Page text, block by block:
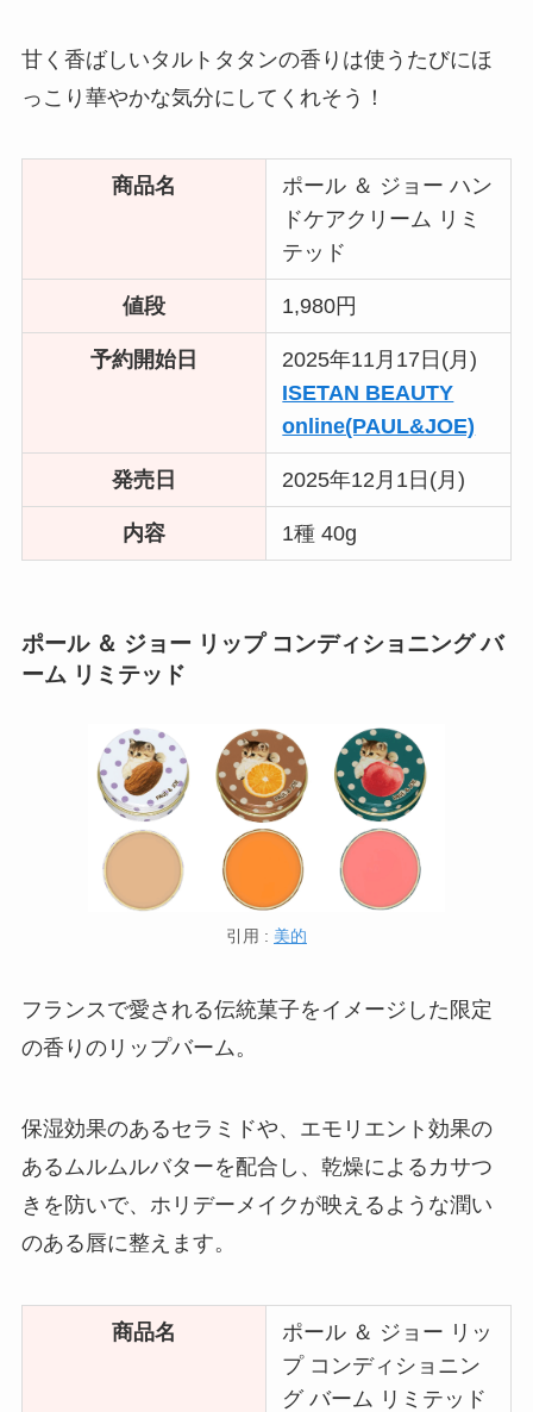
甘く香ばしいタルトタタンの香りは使うたびにほ
っこり華やかな気分にしてくれそう！
商品名
ポール ＆ ジョー ハン
ドケアクリーム リミ
テッド
値段 1,980円
予約開始日
2025年11月17日(月)
ISETAN BEAUTY
online(PAUL&JOE)
発売日 2025年12月1日(月)
内容 1種 40g
ポール ＆ ジョー リップ コンディショニング バ
ーム リミテッド
引用 : 美的
フランスで愛される伝統菓子をイメージした限定
の香りのリップバーム。
保湿効果のあるセラミドや、エモリエント効果の
あるムルムルバターを配合し、乾燥によるカサつ
きを防いで、ホリデーメイクが映えるような潤い
のある唇に整えます。
商品名
ポール ＆ ジョー リッ
プ コンディショニン
グ バーム リミテッド